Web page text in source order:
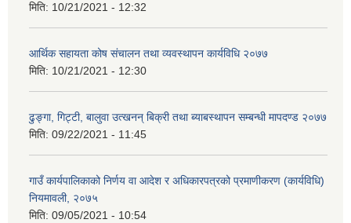
मिति: 10/21/2021 - 12:32
आर्थिक सहायता कोष संचालन तथा व्यवस्थापन कार्यविधि २०७७
मिति: 10/21/2021 - 12:30
ढुङ्गा, गिट्टी, बालुवा उत्खनन् बिक्री तथा ब्याबस्थापन सम्बन्धी मापदण्ड २०७७
मिति: 09/22/2021 - 11:45
गाउँ कार्यपालिकाको निर्णय वा आदेश र अधिकारपत्रको प्रमाणीकरण (कार्यविधि)
नियमावली, २०७५
मिति: 09/05/2021 - 10:54